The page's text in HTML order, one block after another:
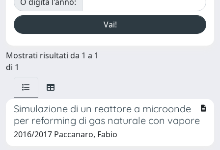
Mostrati risultati da 1 a 1
di 1
Simulazione di un reattore a microonde
per reforming di gas naturale con vapore
2016/2017 Paccanaro, Fabio